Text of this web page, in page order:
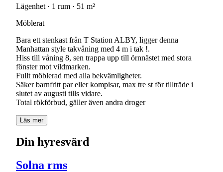
Lägenhet · 1 rum · 51 m²
Möblerat
Bara ett stenkast från T Station ALBY, ligger denna
Manhattan style takvåning med 4 m i tak !.
Hiss till våning 8, sen trappa upp till örnnästet med stora
fönster mot vildmarken.
Fullt möblerad med alla bekvämligheter.
Säker barnfritt par eller kompisar, max tre st för tillträde i
slutet av augusti tills vidare.
Total rökförbud, gäller även andra droger
Läs mer
Din hyresvärd
Solna rms